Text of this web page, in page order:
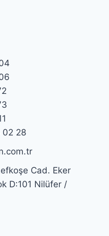
02 28
Cad. Eker
D:101 Nilüfer /